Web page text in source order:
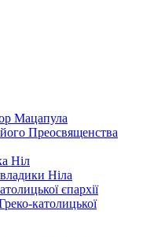
Мацапула
Преосвященства
Ніл
Ніла
єпархії
католицької